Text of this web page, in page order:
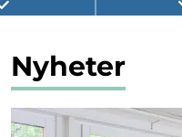
Öppna undermeny
Nyheter